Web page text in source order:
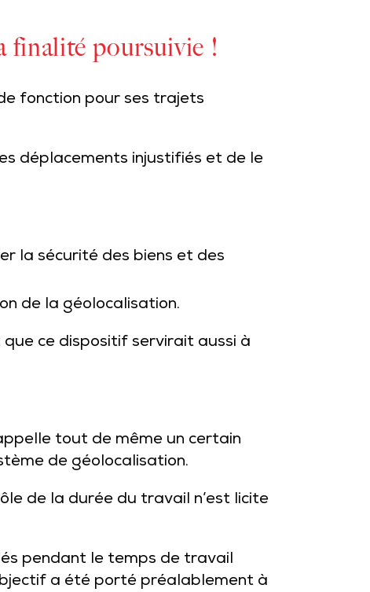
finalité poursuivie !
fonction pour ses trajets
déplacements injustifiés et de le
la sécurité des biens et des
de la géolocalisation.
ce dispositif servirait aussi à
tout de même un certain
de géolocalisation.
de la durée du travail n’est licite
pendant le temps de travail
a été porté préalablement à